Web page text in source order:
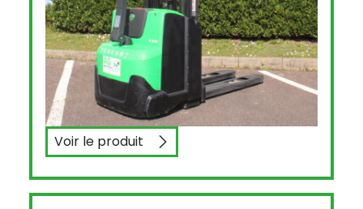
Voir le produitCESAB S212